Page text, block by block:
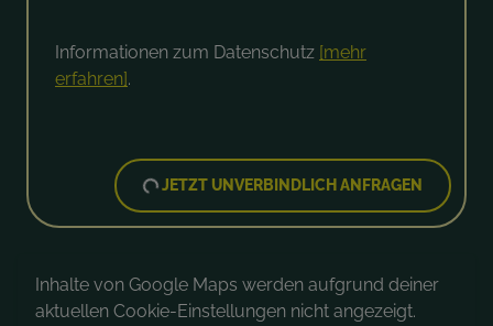
Informationen zum Datenschutz [mehr
erfahren].
JETZT UNVERBINDLICH ANFRAGEN
Inhalte von Google Maps werden aufgrund deiner
aktuellen Cookie-Einstellungen nicht angezeigt.